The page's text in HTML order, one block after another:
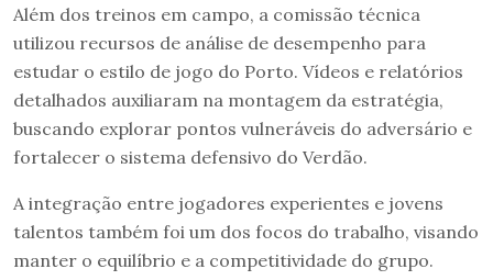
Além dos treinos em campo, a comissão técnica
utilizou recursos de análise de desempenho para
estudar o estilo de jogo do Porto. Vídeos e relatórios
detalhados auxiliaram na montagem da estratégia,
buscando explorar pontos vulneráveis do adversário e
fortalecer o sistema defensivo do Verdão.
A integração entre jogadores experientes e jovens
talentos também foi um dos focos do trabalho, visando
manter o equilíbrio e a competitividade do grupo.